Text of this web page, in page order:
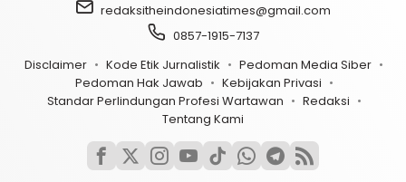
redaksitheindonesiatimes@gmail.com
0857-1915-7137
Disclaimer
Kode Etik Jurnalistik
Pedoman Media Siber
Pedoman Hak Jawab
Kebijakan Privasi
Standar Perlindungan Profesi Wartawan
Redaksi
Tentang Kami